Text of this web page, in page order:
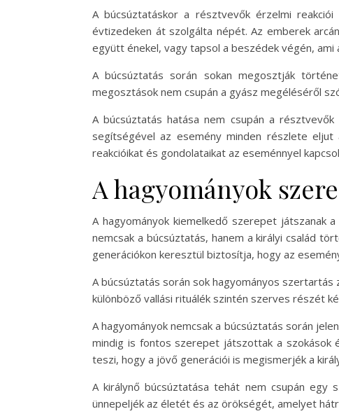
A búcsúztatáskor a résztvevők érzelmi
évtizedeken át szolgálta népét. Az emberek
együtt énekel, vagy tapsol a beszédek végén,
A búcsúztatás során sokan megosztják
megosztások nem csupán a gyász megéléséről
A búcsúztatás hatása nem csupán a
segítségével az esemény minden részlete
reakcióikat és gondolataikat az eseménnyel
A hagyományok
A hagyományok kiemelkedő szerepet játszanak
nemcsak a búcsúztatás, hanem a királyi család
generációkon keresztül biztosítja, hogy az
A búcsúztatás során sok hagyományos szertartás
különböző vallási rituálék szintén szerves részét
A hagyományok nemcsak a búcsúztatás során
mindig is fontos szerepet játszottak a szokások
teszi, hogy a jövő generációi is megismerjék a
A királynő búcsúztatása tehát nem csupán
ünnepeljék az életét és az örökségét, amelyet